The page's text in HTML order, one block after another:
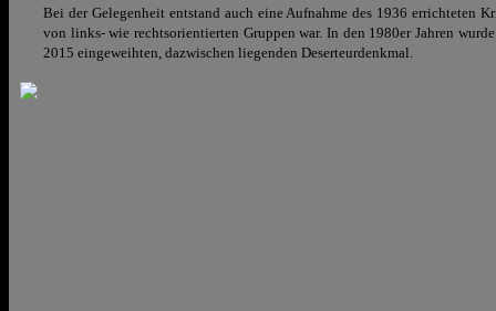
Bei der Gelegenheit entstand auch eine Aufnahme des 1936 errichteten
von links- wie rechtsorientierten Gruppen war. In den 1980er Jahren
2015 eingeweihten, dazwischen liegenden Deserteurdenkmal.